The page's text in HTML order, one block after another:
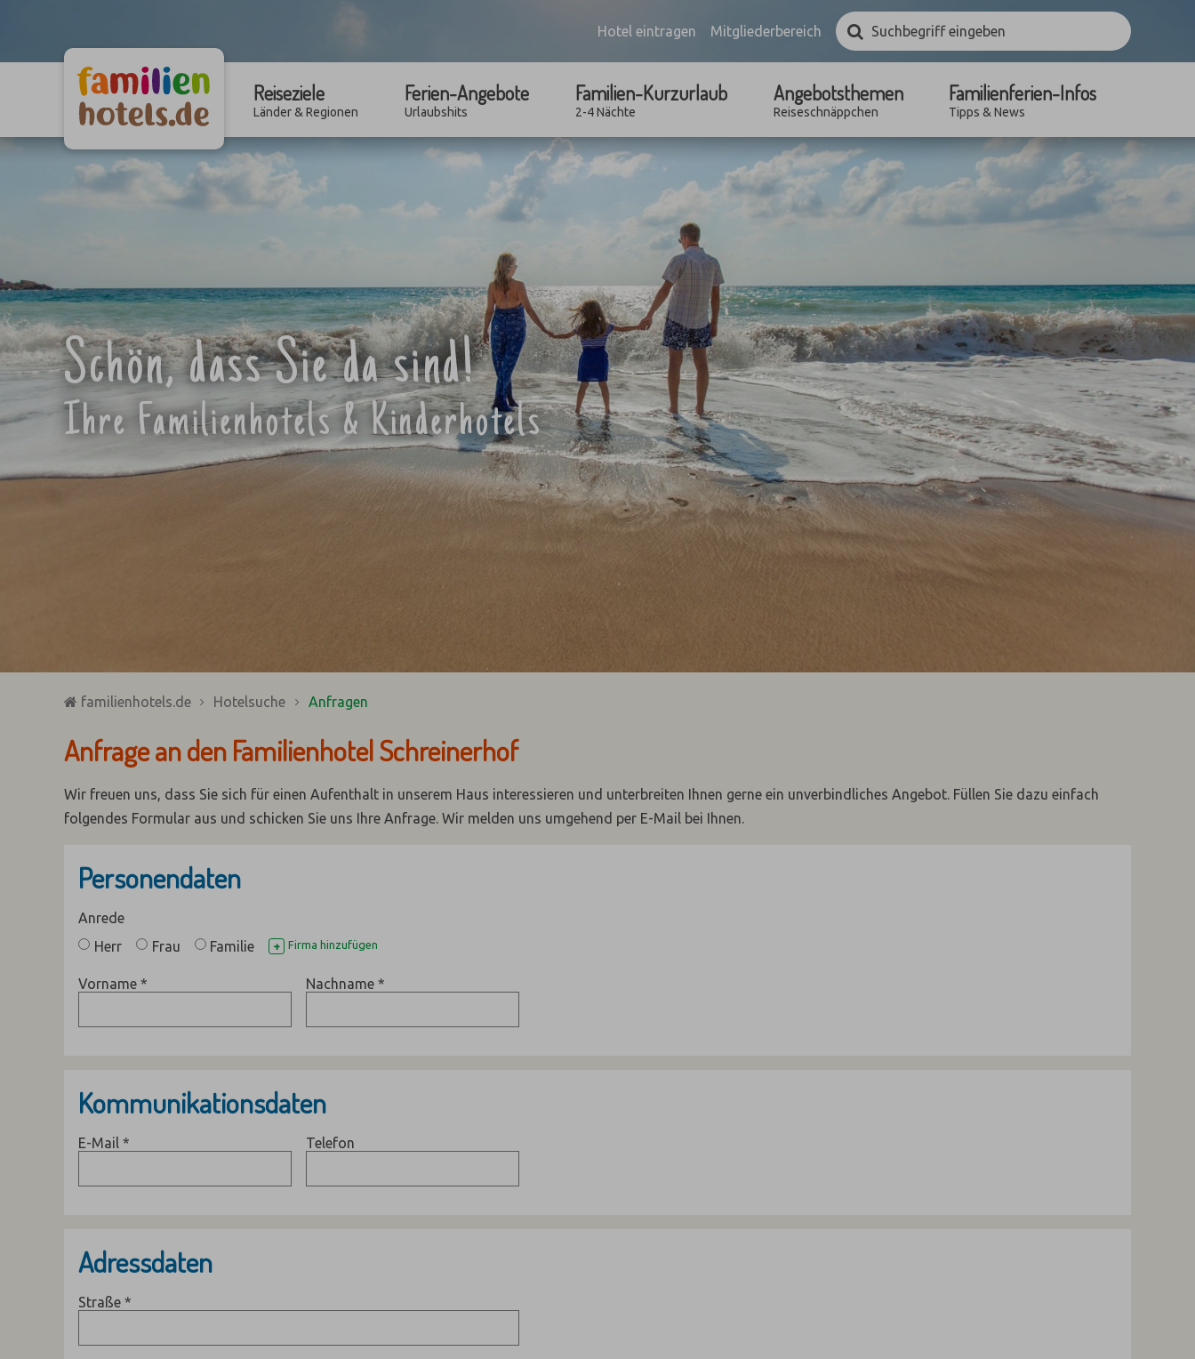
Hotel eintragen Mitgliederbereich
Suchbegriff
eingebenSuchen
Reiseziele
Länder & Regionen
Ferien-Angebote
Urlaubshits
Familien-Kurzurlaub
2-4 Nächte
Angebotsthemen
Reiseschnäppchen
Familienferien-Infos
Tipps & News
Schön, dass Sie da sind!
Ihre Familienhotels & Kinderhotels
familienhotels.de Hotelsuche Anfragen
Anfrage an den Familienhotel Schreinerhof
Wir freuen uns, dass Sie sich für einen Aufenthalt in unserem Haus interessieren und unterbreiten Ihnen gerne ein unverbindliches Angebot. Füllen Sie dazu einfach
folgendes Formular aus und schicken Sie uns Ihre Anfrage. Wir melden uns umgehend per E-Mail bei Ihnen.
Personendaten
Anrede
Herr
Frau Familie + Firma hinzufügen
Vorname * Nachname *
Kommunikationsdaten
E-Mail * Telefon
Adressdaten
Straße *